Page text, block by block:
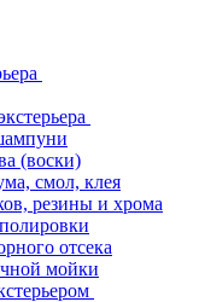
(воски)
смол, клея
резины и хрома
отсека
мойки